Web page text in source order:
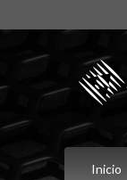
Inicio